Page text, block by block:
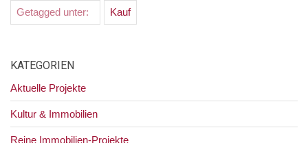
Getagged unter: Kauf
KATEGORIEN
Aktuelle Projekte
Kultur & Immobilien
Reine Immobilien-Projekte